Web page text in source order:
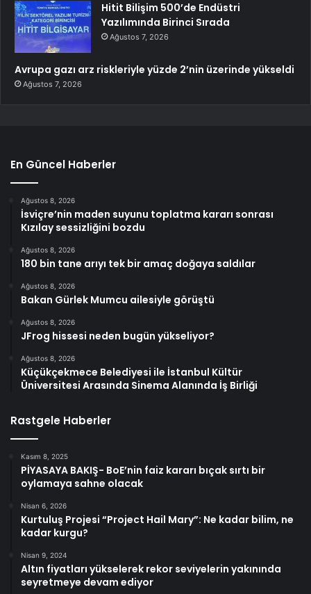
Hitit Bilişim 500’de Endüstri
Yazılımında Birinci Sırada
Ağustos 7, 2026
Avrupa gazı arz riskleriyle yüzde 2’nin üzerinde yükseldi
Ağustos 7, 2026
En Güncel Haberler
Ağustos 8, 2026
İsviçre’nin maden suyunu toplatma kararı sonrası
Kızılay sessizliğini bozdu
Ağustos 8, 2026
180 bin tane arıyı tek bir amaç doğaya saldılar
Ağustos 8, 2026
Bakan Gürlek Mumcu ailesiyle görüştü
Ağustos 8, 2026
JFrog hissesi neden bugün yükseliyor?
Ağustos 8, 2026
Küçükçekmece Belediyesi ile İstanbul Kültür
Üniversitesi Arasında Sinema Alanında İş Birliği
Rastgele Haberler
Kasım 8, 2025
PİYASAYA BAKIŞ- BoE’nin faiz kararı bıçak sırtı bir
oylamaya sahne olacak
Nisan 6, 2026
Kurtuluş Projesi “Project Hail Mary”: Ne kadar bilim, ne
kadar kurgu?
Nisan 9, 2024
Altın fiyatları yükselerek rekor seviyelerin yakınında
seyretmeye devam ediyor